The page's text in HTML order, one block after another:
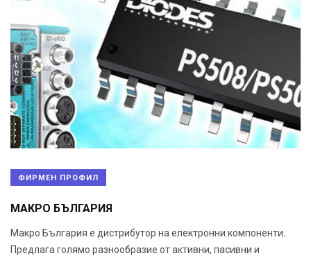
ФИРМЕН ПРОФИЛ
МАКРО БЪЛГАРИЯ
Макро България е дистрибутор на електронни компоненти.
Предлага голямо разнообразие от активни, пасивни и